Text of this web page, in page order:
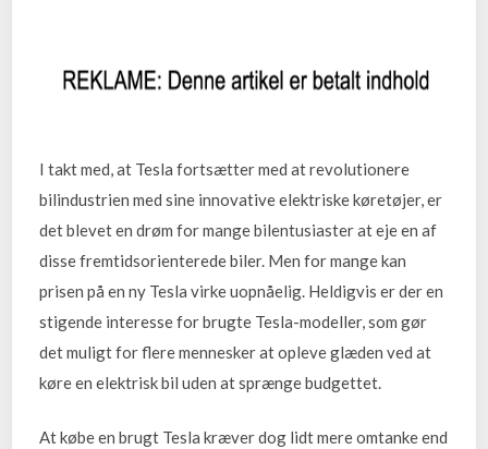
I takt med, at Tesla fortsætter med at revolutionere
bilindustrien med sine innovative elektriske køretøjer, er
det blevet en drøm for mange bilentusiaster at eje en af
disse fremtidsorienterede biler. Men for mange kan
prisen på en ny Tesla virke uopnåelig. Heldigvis er der en
stigende interesse for brugte Tesla-modeller, som gør
det muligt for flere mennesker at opleve glæden ved at
køre en elektrisk bil uden at sprænge budgettet.
At købe en brugt Tesla kræver dog lidt mere omtanke end